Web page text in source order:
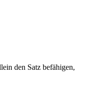
den Satz befähigen,